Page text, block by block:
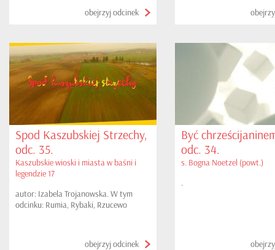
obejrzyj odcinek
Spod Kaszubskiej Strzechy,
odc. 35.
Kaszubskie wioski i miasta w baśni i
legendzie 17
autor: Izabela Trojanowska. W tym
odcinku: Rumia, Rybaki, Rzucewo
obejrzyj odcinek
Być
odc. 34.
s. Bogna Noetzel (powt.)
.